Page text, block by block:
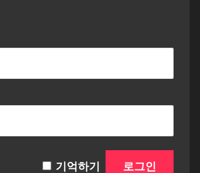
기억하기